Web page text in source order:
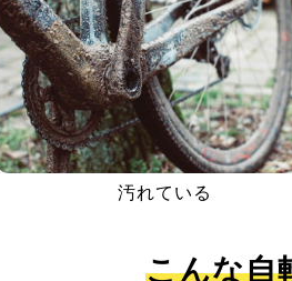
汚れている
こんな自